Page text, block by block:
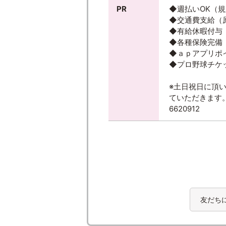
PR
◆週払いOK（
◆交通費支給（
◆有給休暇付与
◆各種保険完備
◆ａｐアプリポ
◆プロ野球チケ
※土日祝日に頂
ていただきます
6620912
友だち